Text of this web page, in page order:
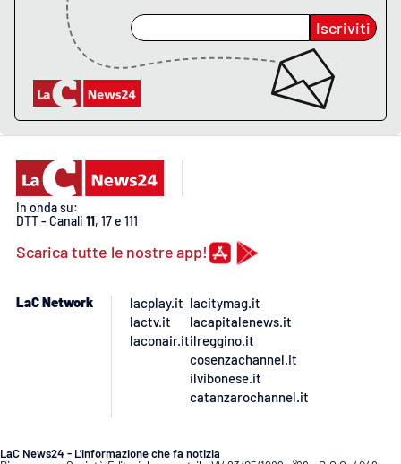
Catanzarochannel.it
APP
Android
Apple
Iscriviti
In onda su:
DTT - Canali 11, 17 e 111
Scarica tutte le nostre app!
LaC Network
lacplay.it
lactv.it
laconair.it
lacitymag.it
lacapitalenews.it
ilreggino.it
cosenzachannel.it
ilvibonese.it
catanzarochannel.it
LaC News24 - L’informazione che fa notizia